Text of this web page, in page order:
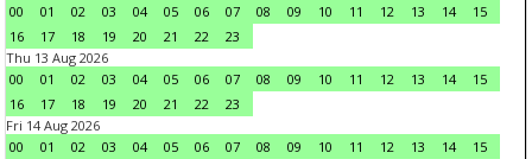
00
01 02 03 04 05 06 07 08 09 10 11 12 13 14
15
16
17 18 19 20 21 22
23
Thu 13 Aug 2026
00
01 02 03 04 05 06 07 08 09 10 11 12 13 14
15
16
17 18 19 20 21 22
23
Fri 14 Aug 2026
00
01 02 03 04 05 06 07 08 09 10 11 12 13 14
15